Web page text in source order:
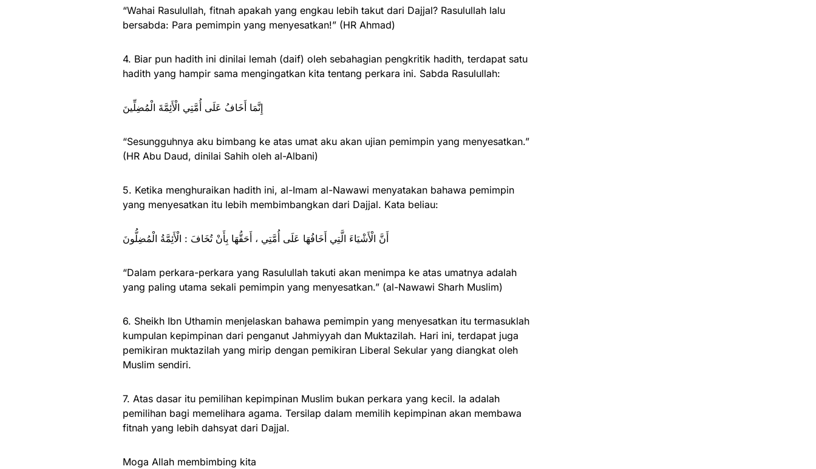
“Wahai Rasulullah, fitnah apakah yang engkau lebih takut dari Dajjal? Rasulullah lalu
bersabda: Para pemimpin yang menyesatkan!” (HR Ahmad)
4. Biar pun hadith ini dinilai lemah (daif) oleh sebahagian pengkritik hadith, terdapat satu
hadith yang hampir sama mengingatkan kita tentang perkara ini. Sabda Rasulullah:
إِنَّمَا أَخَافُ عَلَى أُمَّتِي الْأَئِمَّةَ الْمُضِلِّينَ
“Sesungguhnya aku bimbang ke atas umat aku akan ujian pemimpin yang menyesatkan.”
(HR Abu Daud, dinilai Sahih oleh al-Albani)
5. Ketika menghuraikan hadith ini, al-Imam al-Nawawi menyatakan bahawa pemimpin
yang menyesatkan itu lebih membimbangkan dari Dajjal. Kata beliau:
أَنَّ الْأَشْيَاءَ الَّتِي أَخَافُهَا عَلَى أُمَّتِي ، أَحَقُّهَا بِأَنْ تُخَافَ : الْأَئِمَّةُ الْمُضِلُّونَ
“Dalam perkara-perkara yang Rasulullah takuti akan menimpa ke atas umatnya adalah
yang paling utama sekali pemimpin yang menyesatkan.” (al-Nawawi Sharh Muslim)
6. Sheikh Ibn Uthamin menjelaskan bahawa pemimpin yang menyesatkan itu termasuklah
kumpulan kepimpinan dari penganut Jahmiyyah dan Muktazilah. Hari ini, terdapat juga
pemikiran muktazilah yang mirip dengan pemikiran Liberal Sekular yang diangkat oleh
Muslim sendiri.
7. Atas dasar itu pemilihan kepimpinan Muslim bukan perkara yang kecil. Ia adalah
pemilihan bagi memelihara agama. Tersilap dalam memilih kepimpinan akan membawa
fitnah yang lebih dahsyat dari Dajjal.
Moga Allah membimbing kita